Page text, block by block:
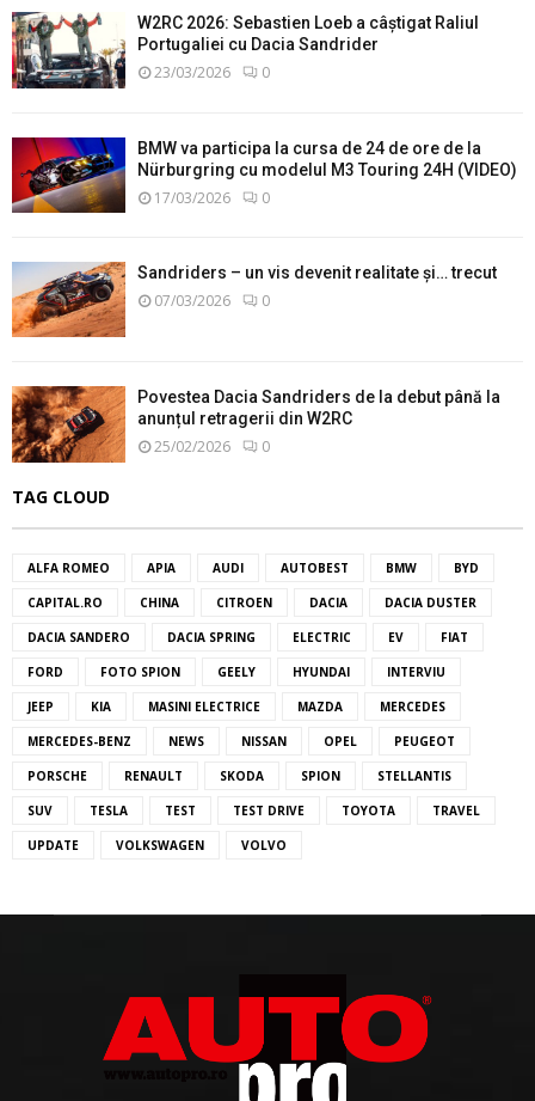
W2RC 2026: Sebastien Loeb a câștigat Raliul
Portugaliei cu Dacia Sandrider
23/03/2026 0
BMW va participa la cursa de 24 de ore de la
Nürburgring cu modelul M3 Touring 24H (VIDEO)
17/03/2026 0
Sandriders – un vis devenit realitate și… trecut
07/03/2026 0
Povestea Dacia Sandriders de la debut până la
anunțul retragerii din W2RC
25/02/2026 0
TAG CLOUD
ALFA ROMEO APIA AUDI AUTOBEST BMW BYD
CAPITAL.RO CHINA CITROEN DACIA DACIA DUSTER
DACIA SANDERO DACIA SPRING ELECTRIC EV FIAT
FORD FOTO SPION GEELY HYUNDAI INTERVIU
JEEP KIA MASINI ELECTRICE MAZDA MERCEDES
MERCEDES-BENZ NEWS NISSAN OPEL PEUGEOT
PORSCHE RENAULT SKODA SPION STELLANTIS
SUV TESLA TEST TEST DRIVE TOYOTA TRAVEL
UPDATE VOLKSWAGEN VOLVO